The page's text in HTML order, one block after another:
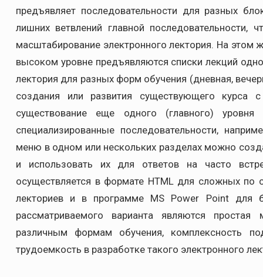
предъявляет последовательности для разных
лишних ветвлений главной
масштабирование электронного лектория. На этом
высоком уровне предъявляются списки лекций
лектория для разных форм обучения (дневная,
создания или развития существующего
существование еще одного (главного)
специализированные последовательности,
меню в одном или нескольких разделах можно
и использовать их для ответов на часто
осуществляется в формате HTML для сложных
лекториев и в программе MS Power Point для
рассматриваемого варианта являются
различным формам обучения, комплексность
трудоемкость в разработке такого электронного